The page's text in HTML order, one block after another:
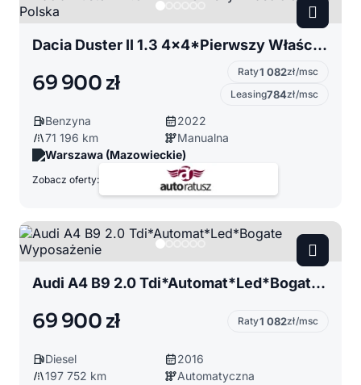
Dacia Duster II 1.3 4x4*Pierwszy Właściciel*Salon Polska
69 900 zł Raty1 082zł/msc
Leasing784zł/msc
Benzyna
2022
71 196 km
Manualna
Warszawa (Mazowieckie)
Zobacz oferty:
Audi A4 B9 2.0 Tdi*Automat*Led*Bogate Wyposażenie
69 900 zł Raty1 082zł/msc
Diesel
2016
197 752 km
Automatyczna